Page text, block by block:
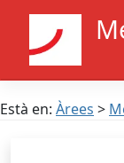
Està en: Àrees >